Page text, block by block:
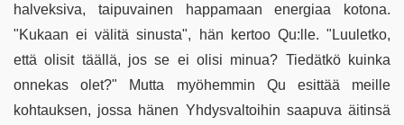
halveksiva, taipuvainen happamaan energiaa kotona.
"Kukaan ei välitä sinusta", hän kertoo Qu:lle. "Luuletko,
että olisit täällä, jos se ei olisi minua? Tiedätkö kuinka
onnekas olet?" Mutta myöhemmin Qu esittää meille
kohtauksen, jossa hänen Yhdysvaltoihin saapuva äitinsä